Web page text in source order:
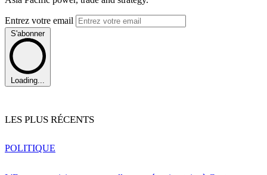
Entrez votre email
S'abonner
Loading...
LES PLUS RÉCENTS
POLITIQUE